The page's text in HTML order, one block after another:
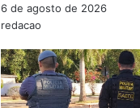
6 de agosto de 2026
redacao